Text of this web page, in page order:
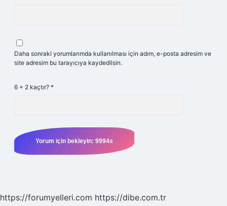
Daha sonraki yorumlarımda kullanılması için adım, e-posta adresim ve
site adresim bu tarayıcıya kaydedilsin.
6 + 2 kaçtır? *
https://forumyelleri.com https://dibe.com.tr